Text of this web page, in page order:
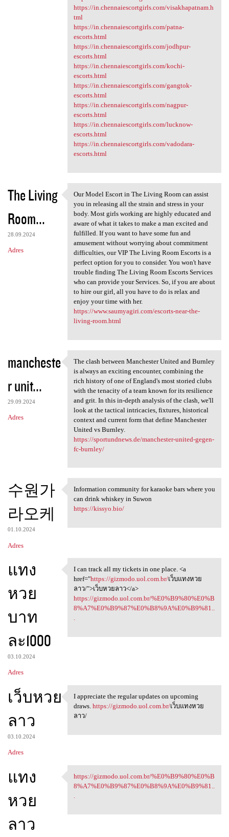
https://in.chennaiescortgirls.com/visakhapatnam.h
tml
https://in.chennaiescortgirls.com/patna-
escorts.html
https://in.chennaiescortgirls.com/jodhpur-
escorts.html
https://in.chennaiescortgirls.com/kochi-
escorts.html
https://in.chennaiescortgirls.com/gangtok-
escorts.html
https://in.chennaiescortgirls.com/nagpur-
escorts.html
https://in.chennaiescortgirls.com/lucknow-
escorts.html
https://in.chennaiescortgirls.com/vadodara-
escorts.html
The Living
Room...
28.09.2024
Adres
Our Model Escort in The
Our Model Escort in The Living Room can assist
you in releasing all the strain and stress in your
body. Most girls working are highly educated and
aware of what it takes to make a man excited and
fulfilled. If you want to have some fun and
amusement without worrying about commitment
difficulties, our VIP The Living Room Escorts is a
perfect option for you to consider. You won't have
trouble finding The Living Room Escorts Services
who can provide your Services. So, if you are about
to hire our girl, all you have to do is relax and
enjoy your time with her.
https://www.saumyagiri.com/escorts-near-the-
living-room.html
mancheste
r unit...
29.09.2024
Adres
The clash between Manchester
The clash between Manchester United and Burnley
is always an exciting encounter, combining the
rich history of one of England's most storied clubs
with the tenacity of a team known for its resilience
and grit. In this in-depth analysis of the clash, we'll
look at the tactical intricacies, fixtures, historical
context and current form that define Manchester
United vs Burnley.
https://sportundnews.de/manchester-united-gegen-
fc-burnley/
수원가
라오케
01.10.2024
Adres
Information community for
Information community for karaoke bars where you
can drink whiskey in Suwon
https://kissyo.bio/
แทง
หวย
บาท
ละ1000
03.10.2024
Adres
I can track all my tickets in
I can track all my tickets in one place. <a
href="https://gizmodo.uol.com.br/เว็บแทงหวย
ลาว/">เว็บหวยลาว</a>
https://gizmodo.uol.com.br/%E0%B9%80%E0%B
8%A7%E0%B9%87%E0%B8%9A%E0%B9%81..
.
เว็บหวย
ลาว
03.10.2024
Adres
I appreciate the regular
I appreciate the regular updates on upcoming
draws. https://gizmodo.uol.com.br/เว็บแทงหวย
ลาว/
แทง
หวย
ลาว
https://gizmodo.uol.com.br/
https://gizmodo.uol.com.br/%E0%B9%80%E0%B
8%A7%E0%B9%87%E0%B8%9A%E0%B9%81..